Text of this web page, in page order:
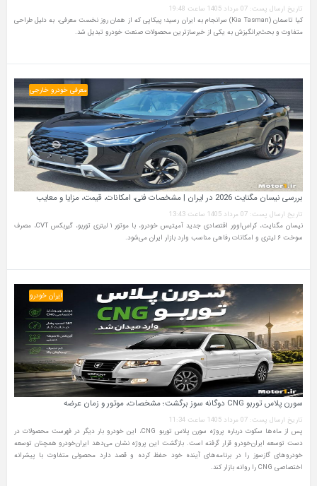
تاریخ ارسال پست: 07 مرداد 1405 ساعت 19:48
کیا تاسمان (Kia Tasman) سرانجام به ایران رسید؛ پیکاپی که از همان روز نخست معرفی، به دلیل طراحی
متفاوت و بحث‌برانگیزش به یکی از خبرسازترین محصولات صنعت خودرو تبدیل شد.
معرفی خودرو خارجی
بررسی نیسان مگنایت 2026 در ایران | مشخصات فنی، امکانات، قیمت، مزایا و معایب
تاریخ ارسال پست: 07 مرداد 1405 ساعت 13:43
نیسان مگنایت، کراس‌اوور اقتصادی جدید آمیتیس خودرو، با موتور ۱ لیتری توربو، گیربکس CVT، مصرف
سوخت ۶ لیتری و امکانات رفاهی مناسب وارد بازار ایران می‌شود.
ایران خودرو
سورن پلاس توربو CNG دوگانه سوز برگشت؛ مشخصات، موتور و زمان عرضه
تاریخ ارسال پست: 07 مرداد 1405 ساعت 11:34
پس از ماه‌ها سکوت درباره پروژه سورن پلاس توربو CNG، این خودرو بار دیگر در فهرست محصولات در
دست توسعه ایران‌خودرو قرار گرفته است. بازگشت این پروژه نشان می‌دهد ایران‌خودرو همچنان توسعه
خودروهای گازسوز را در برنامه‌های آینده خود حفظ کرده و قصد دارد محصولی متفاوت با پیشرانه
اختصاصی CNG را روانه بازار کند.